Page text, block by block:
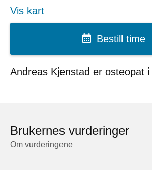
Vis kart
Bestill time
Andreas Kjenstad er osteopat i
Brukernes vurderinger
Om vurderingene